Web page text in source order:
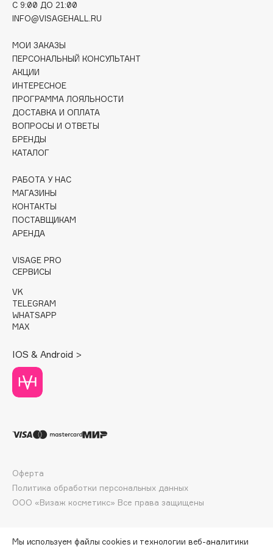
Deonica
Dior
Divage
Dolce & Gabbana
Dolomit
Dorco
DP Daily Perfection
Dr. Vranjes Firenze
Dr.Ceuracle
Dr.Jart+
DSD de Luxe
Dyson
E
Eat My
Ecolatier
EGIA
Eigshow
Elemis
Ella Bartsueva Brushes
Emmanuelle Jane
Enough
EpilProfi
Essence
C 9:00 ДО 21:00
INFO@VISAGEHALL.RU
МОИ ЗАКАЗЫ
ПЕРСОНАЛЬНЫЙ КОНСУЛЬТАНТ
АКЦИИ
ИНТЕРЕСНОЕ
ПРОГРАММА ЛОЯЛЬНОСТИ
ДОСТАВКА И ОПЛАТА
ВОПРОСЫ И ОТВЕТЫ
БРЕНДЫ
КАТАЛОГ
РАБОТА У НАС
МАГАЗИНЫ
КОНТАКТЫ
ПОСТАВЩИКАМ
АРЕНДА
VISAGE PRO
СЕРВИСЫ
VK
TELEGRAM
WHATSAPP
MAX
IOS & Android >
ООО «Визаж косметикс» Все права защищены
Оферта
Политика обработки персональных данных
Мы используем файлы cookies и технологии веб-аналитики